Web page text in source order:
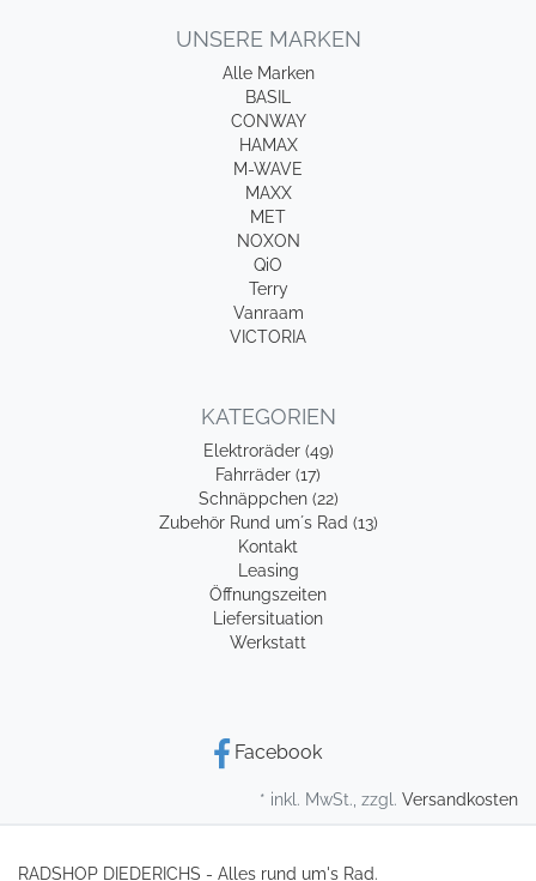
UNSERE MARKEN
Alle Marken
BASIL
CONWAY
HAMAX
M-WAVE
MAXX
MET
NOXON
QiO
Terry
Vanraam
VICTORIA
KATEGORIEN
Elektroräder (49)
Fahrräder (17)
Schnäppchen (22)
Zubehör Rund um´s Rad (13)
Kontakt
Leasing
Öffnungszeiten
Liefersituation
Werkstatt
Facebook
* inkl. MwSt., zzgl. Versandkosten
RADSHOP DIEDERICHS - Alles rund um's Rad.